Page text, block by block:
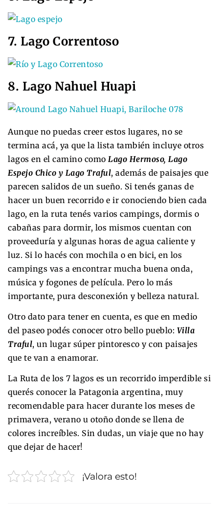
7. Lago Correntoso
8. Lago Nahuel Huapi
Aunque no puedas creer estos lugares, no se
termina acá, ya que la lista también incluye otros
lagos en el camino como Lago Hermoso, Lago
Espejo Chico y Lago Traful, además de paisajes que
parecen salidos de un sueño. Si tenés ganas de
hacer un buen recorrido e ir conociendo bien cada
lago, en la ruta tenés varios campings, dormis o
cabañas para dormir, los mismos cuentan con
proveeduría y algunas horas de agua caliente y
luz. Si lo hacés con mochila o en bici, en los
campings vas a encontrar mucha buena onda,
música y fogones de película. Pero lo más
importante, pura desconexión y belleza natural.
Otro dato para tener en cuenta, es que en medio
del paseo podés conocer otro bello pueblo: Villa
Traful, un lugar súper pintoresco y con paisajes
que te van a enamorar.
La Ruta de los 7 lagos es un recorrido imperdible si
querés conocer la Patagonia argentina, muy
recomendable para hacer durante los meses de
primavera, verano u otoño donde se llena de
colores increíbles. Sin dudas, un viaje que no hay
que dejar de hacer!
¡Valora esto!